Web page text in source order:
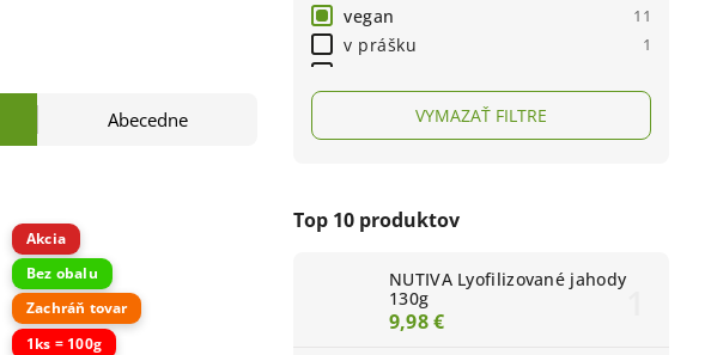
vegan 11
v prášku 1
4
VYMAZAŤ FILTRE
Top 10 produktov
NUTIVA Lyofilizované jahody
130g
9,98 €
Abecedne
Akcia
Bez obalu
Zachráň tovar
1ks = 100g